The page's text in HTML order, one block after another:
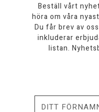
Beställ vårt
höra om våra
Du får brev av
inkluderar
listan.